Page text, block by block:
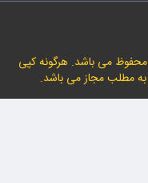
می باشد. هرگونه کپی
به مطلب مجاز می باشد.